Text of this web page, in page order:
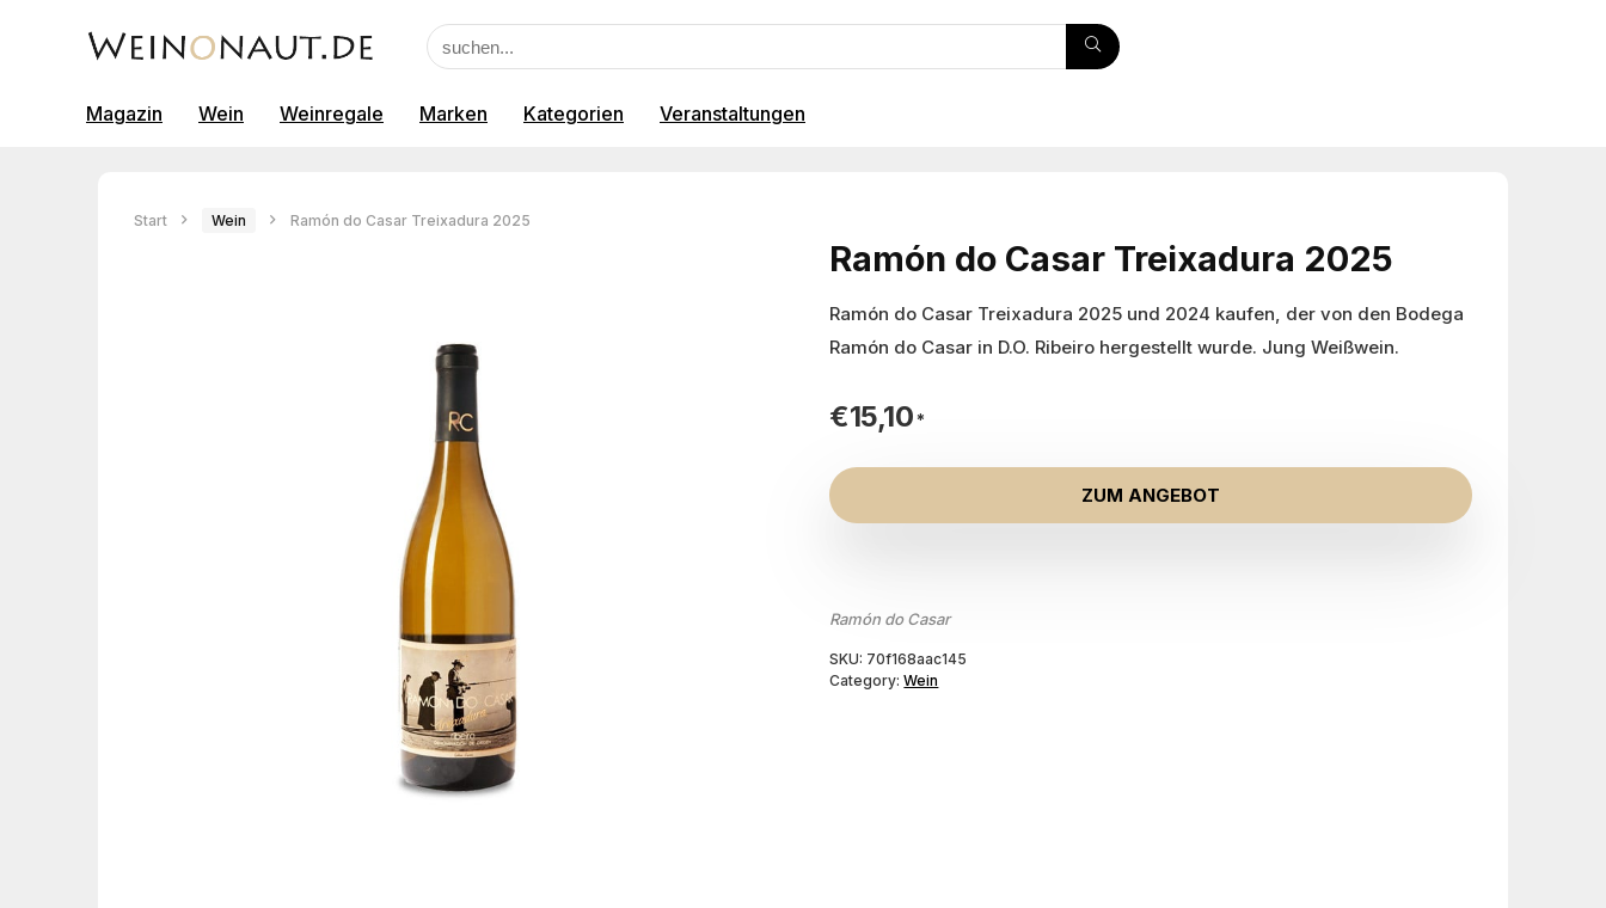
Magazin Wein Weinregale Marken Kategorien Veranstaltungen
Start Wein Ramón do Casar Treixadura 2025
Ramón do Casar Treixadura 2025
Ramón do Casar Treixadura 2025 und 2024 kaufen, der von den Bodega
Ramón do Casar in D.O. Ribeiro hergestellt wurde. Jung Weißwein.
€15,10
ZUM ANGEBOT
Ramón do Casar
SKU: 70f168aac145
Category:Wein